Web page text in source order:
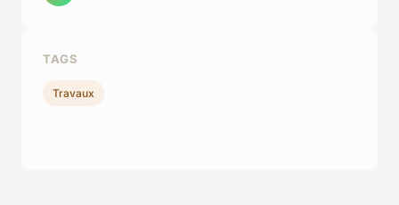
TAGS
Travaux